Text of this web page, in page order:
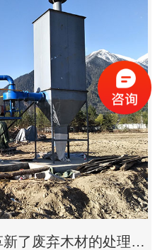
了废弃木材的处理模